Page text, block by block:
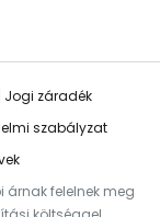
Jogi záradék
szabályzat
árnak felelnek meg